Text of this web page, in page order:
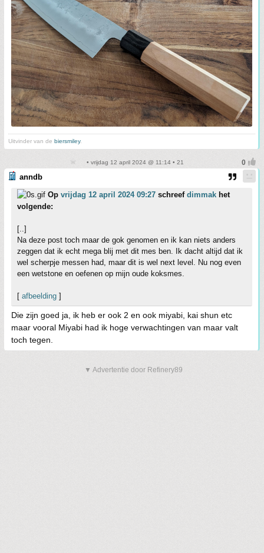
Uitvinder van de biersmiley.
• vrijdag 12 april 2024 @ 11:14 • 21
anndb
Op vrijdag 12 april 2024 09:27 schreef dimmak het
volgende:
[..]
Na deze post toch maar de gok genomen en ik kan niets anders
zeggen dat ik echt mega blij met dit mes ben. Ik dacht altijd dat ik
wel scherpje messen had, maar dit is wel next level. Nu nog even
een wetstone en oefenen op mijn oude koksmes.
[ afbeelding ]
Die zijn goed ja, ik heb er ook 2 en ook miyabi, kai shun etc
maar vooral Miyabi had ik hoge verwachtingen van maar valt
toch tegen.
▼ Advertentie door Refinery89